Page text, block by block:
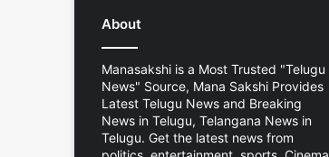
About
Manasakshi is a Most Trusted "Telugu
News" Source, Mana Sakshi Provides
Latest Telugu News and Breaking
News in Telugu, Telangana News in
Telugu. Get the latest news from